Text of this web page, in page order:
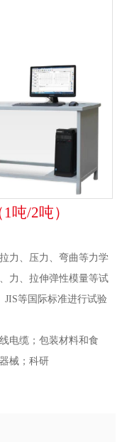
吨/2吨）
力、压力、弯曲等力学
力、拉伸弹性模量等试
JIS等国际标准进行试验
电缆；包装材料和食
械；科研